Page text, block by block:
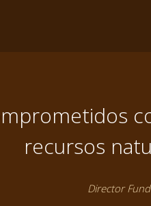
recursos
Director